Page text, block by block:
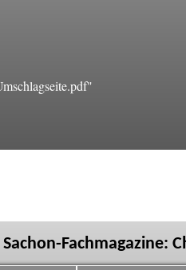
Sachon-Fachmagazine: